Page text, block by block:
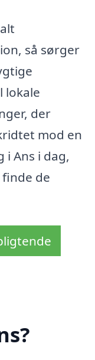
så sørger
lokale
der
mod en
Ans i dag,
de